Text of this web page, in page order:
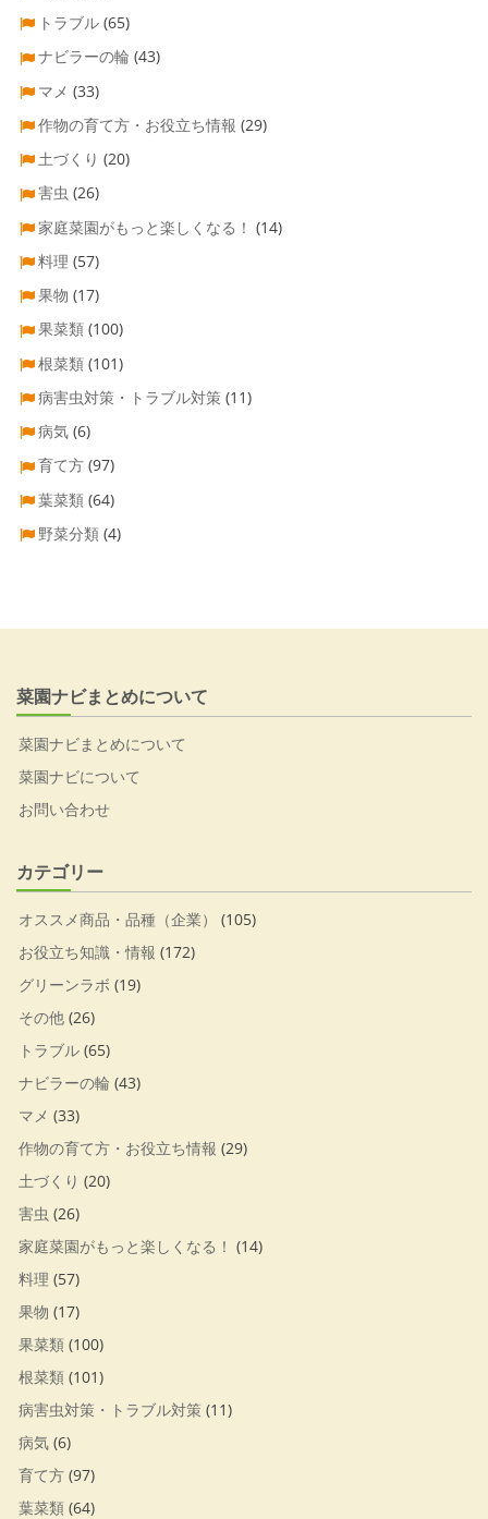
トラブル (65)
ナビラーの輪 (43)
マメ (33)
作物の育て方・お役立ち情報 (29)
土づくり (20)
害虫 (26)
家庭菜園がもっと楽しくなる！ (14)
料理 (57)
果物 (17)
果菜類 (100)
根菜類 (101)
病害虫対策・トラブル対策 (11)
病気 (6)
育て方 (97)
葉菜類 (64)
野菜分類 (4)
菜園ナビまとめについて
菜園ナビまとめについて
菜園ナビについて
お問い合わせ
カテゴリー
オススメ商品・品種（企業）
(105)
お役立ち知識・情報 (172)
グリーンラボ (19)
その他 (26)
トラブル (65)
ナビラーの輪 (43)
マメ (33)
作物の育て方・お役立ち情報 (29)
土づくり (20)
害虫 (26)
家庭菜園がもっと楽しくなる！ (14)
料理 (57)
果物 (17)
果菜類 (100)
根菜類 (101)
病害虫対策・トラブル対策 (11)
病気 (6)
育て方 (97)
葉菜類 (64)